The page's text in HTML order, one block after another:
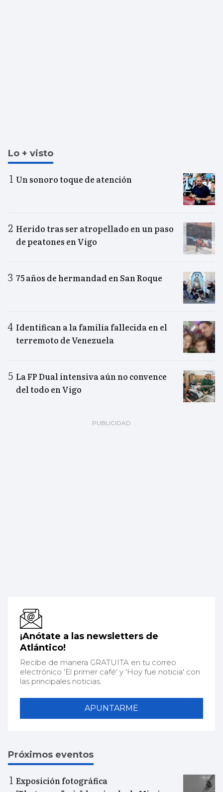
Lo + visto
Un sonoro toque de atención
Herido tras ser atropellado en un paso
de peatones en Vigo
75 años de hermandad en San Roque
Identifican a la familia fallecida en el
terremoto de Venezuela
La FP Dual intensiva aún no convence
del todo en Vigo
¡Anótate a las newsletters de
Atlántico!
Recibe de manera GRATUITA en tu correo
electrónico 'El primer café' y 'Hoy fue noticia' con
las principales noticias.
APUNTARME
Próximos eventos
Exposición fotográfica